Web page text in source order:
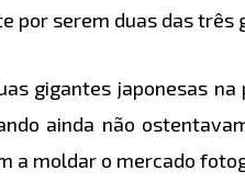
por serem duas das três
gigantes japonesas
ainda não
a moldar o mercado